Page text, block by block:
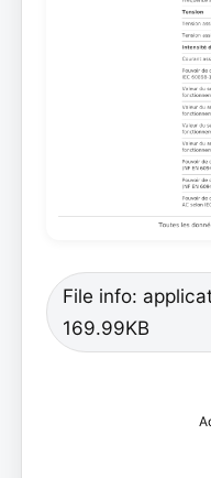
File info:
169.99KB